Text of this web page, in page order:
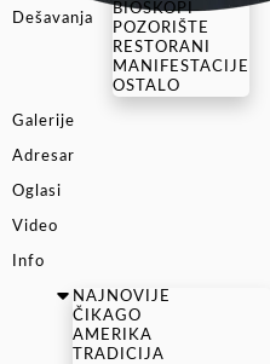
Dešavanja
BIOSKOPI
POZORIŠTE
RESTORANI
MANIFESTACIJE
OSTALO
Galerije
Adresar
Oglasi
Video
Info
NAJNOVIJE
ČIKAGO
AMERIKA
TRADICIJA